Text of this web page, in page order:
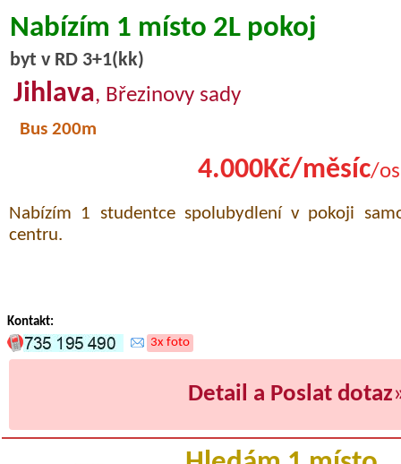
Nabízím 1 místo 2L pokoj
byt v RD 3+1(kk)
Jihlava, Březinovy sady
Bus 200m
4.000Kč/měsíc/
Nabízím 1 studentce spolubydlení v pokoji
centru.
Kontakt:
3x foto
Detail a Poslat dotaz